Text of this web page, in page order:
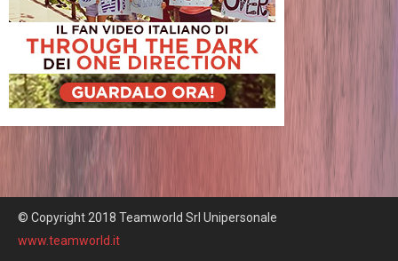
© Copyright 2018 Teamworld Srl Unipersonale
www.teamworld.it